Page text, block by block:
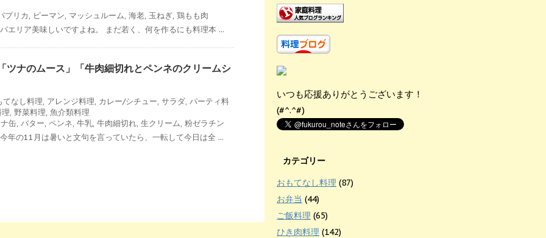
プリカ, ピーマン, マッシュルーム, 海老, 玉ねぎ, 鶏もも肉
エリア美味しいですよね。 まだ若く、何を作るにも料理本 ...
ツナのムース」「牛肉細切れとペンネのクリームシ
てなし料理, アレンジ料理, カレー/シチュー, サラダ, パーティ料
, 野菜料理, 魚介類料理
缶, バター, ペンネ, 牛乳, 牛肉細切れ, 生クリーム, 粉ゼラチン
年の11月は暑いと文句を言っていたら、一転して今日は全 ...
いつも応援ありがとうございます！
(#^.^#)
カテゴリー
おもてなし料理 (87)
お弁当 (44)
ご飯料理 (65)
ひき肉料理 (142)